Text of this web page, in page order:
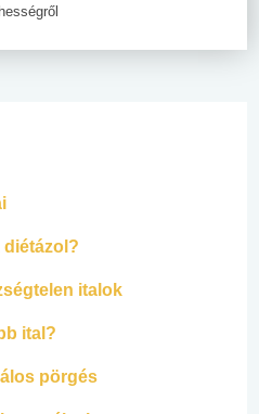
diétázol?
italok
ital?
pörgés